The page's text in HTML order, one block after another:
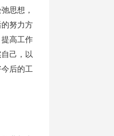
思想，
努力方
高工作
己，以
后的工